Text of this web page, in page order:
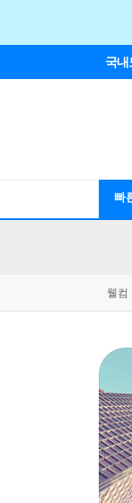
국내
빠
웰컴